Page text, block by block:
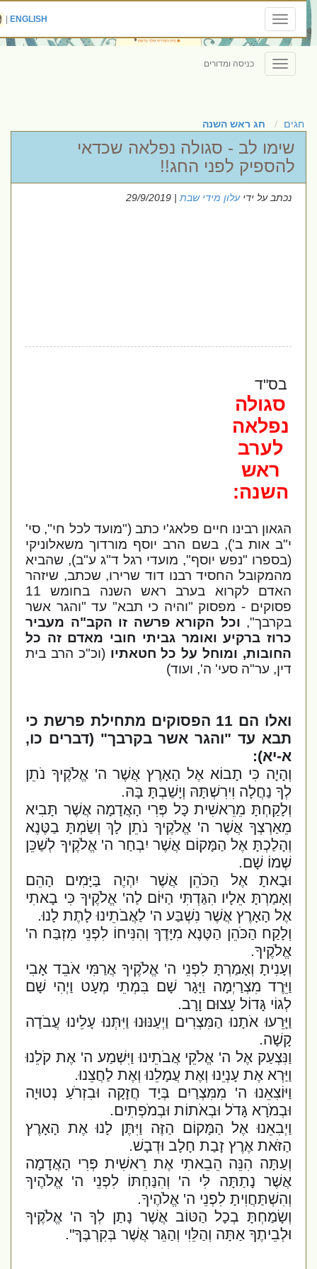
Toggle
navigation
ENGLISH
|
Toggle
navigation
כניסה ומדורים
חגים חג ראש השנה
שימו לב - סגולה נפלאה שכדאי
להספיק לפני החג!!
נכתב על ידיעלון מידי שבת| 29/9/2019
בס"ד
סגולה
נפלאה
לערב
ראש
השנה:
הגאון רבינו חיים פלאג'י כתב ("מועד לכל חי", סי'
י"ב אות ב'), בשם הרב יוסף מורדוך משאלוניקי
(בספרו "נפש יוסף", מועדי רגל ד"ג ע"ב), שהביא
מהמקובל החסיד רבנו דוד שרירו, שכתב, שיזהר
האדם לקרוא בערב ראש השנה בחומש 11
פסוקים - מפסוק "והיה כי תבא" עד "והגר אשר
בקרבך",וכל הקורא פרשה זו הקב"ה מעביר
כרוז ברקיע ואומר גביתי חובי מאדם זה כל
החובות, ומוחל על כל חטאתיו(וכ"כ הרב בית
דין, ער"ה סעי' ה', ועוד)
ואלו הם 11 הפסוקים מתחילת פרשת כי
תבא עד "והגר אשר בקרבך" (דברים כו,
א-יא):
וְהָיָה כִּי תָבוֹא אֶל הָאָרֶץ אֲשֶׁר ה' אֱלֹקֶיךָ נֹתֵן
לְךָ נַחֲלָה וִירִשְׁתָּהּ וְיָשַׁבְתָּ בָּהּ.
וְלָקַחְתָּ מֵרֵאשִׁית כָּל פְּרִי הָאֲדָמָה אֲשֶׁר תָּבִיא
מֵאַרְצְךָ אֲשֶׁר ה' אֱלֹקֶיךָ נֹתֵן לָךְ וְשַׂמְתָּ בַטֶּנֶא
וְהָלַכְתָּ אֶל הַמָּקוֹם אֲשֶׁר יִבְחַר ה' אֱלֹקֶיךָ לְשַׁכֵּן
שְׁמוֹ שָׁם.
וּבָאתָ אֶל הַכֹּהֵן אֲשֶׁר יִהְיֶה בַּיָּמִים הָהֵם
וְאָמַרְתָּ אֵלָיו הִגַּדְתִּי הַיּוֹם לַה' אֱלֹקֶיךָ כִּי בָאתִי
אֶל הָאָרֶץ אֲשֶׁר נִשְׁבַּע ה' לַאֲבֹתֵינוּ לָתֶת לָנוּ.
וְלָקַח הַכֹּהֵן הַטֶּנֶא מִיָּדֶךָ וְהִנִּיחוֹ לִפְנֵי מִזְבַּח ה'
אֱלֹקֶיךָ.
וְעָנִיתָ וְאָמַרְתָּ לִפְנֵי ה' אֱלֹקֶיךָ אֲרַמִּי אֹבֵד אָבִי
וַיֵּרֶד מִצְרַיְמָה וַיָּגָר שָׁם בִּמְתֵי מְעָט וַיְהִי שָׁם
לְגוֹי גָּדוֹל עָצוּם וָרָב.
וַיָּרֵעוּ אֹתָנוּ הַמִּצְרִים וַיְעַנּוּנוּ וַיִּתְּנוּ עָלֵינוּ עֲבֹדָה
קָשָׁה.
וַנִּצְעַק אֶל ה' אֱלֹקֵי אֲבֹתֵינוּ וַיִּשְׁמַע ה' אֶת קֹלֵנוּ
וַיַּרְא אֶת עָנְיֵנוּ וְאֶת עֲמָלֵנוּ וְאֶת לַחֲצֵנוּ.
וַיּוֹצִאֵנוּ ה' מִמִּצְרַיִם בְּיָד חֲזָקָה וּבִזְרֹעַ נְטוּיָה
וּבְמֹרָא גָּדֹל וּבְאֹתוֹת וּבְמֹפְתִים.
וַיְבִאֵנוּ אֶל הַמָּקוֹם הַזֶּה וַיִּתֶּן לָנוּ אֶת הָאָרֶץ
הַזֹּאת אֶרֶץ זָבַת חָלָב וּדְבָשׁ.
וְעַתָּה הִנֵּה הֵבֵאתִי אֶת רֵאשִׁית פְּרִי הָאֲדָמָה
אֲשֶׁר נָתַתָּה לִּי ה' וְהִנַּחְתּוֹ לִפְנֵי ה' אֱלֹהֶיךָ
וְהִשְׁתַּחֲוִיתָ לִפְנֵי ה' אֱלֹהֶיךָ.
וְשָׂמַחְתָּ בְכָל הַטּוֹב אֲשֶׁר נָתַן לְךָ ה' אֱלֹקֶיךָ
וּלְבֵיתֶךָ אַתָּה וְהַלֵּוִי וְהַגֵּר אֲשֶׁר בְּקִרְבֶּךָ".